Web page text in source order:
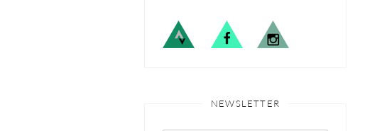
NEWSLETTER